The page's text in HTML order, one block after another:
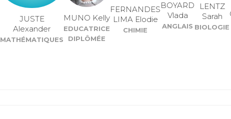
JUSTE
Alexander
MATHÉMATIQUES
MUNO Kelly
EDUCATRICE
DIPLÔMÉE
FERNANDES
LIMA Elodie
CHIMIE
BOYARD
Vlada
ANGLAIS
LENTZ
Sarah
BIOLOGIE